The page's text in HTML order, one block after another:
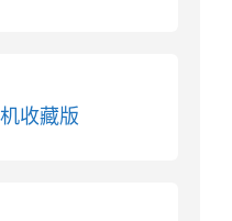
收藏版